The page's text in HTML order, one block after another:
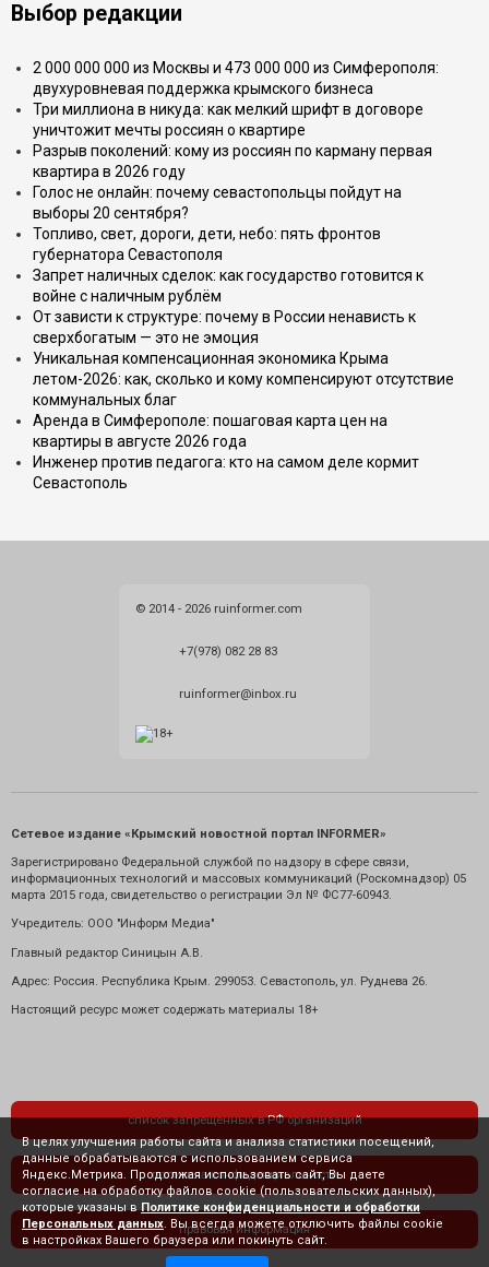
Выбор редакции
2 000 000 000 из Москвы и 473 000 000 из Симферополя:
двухуровневая поддержка крымского бизнеса
Три миллиона в никуда: как мелкий шрифт в договоре
уничтожит мечты россиян о квартире
Разрыв поколений: кому из россиян по карману первая
квартира в 2026 году
Голос не онлайн: почему севастопольцы пойдут на
выборы 20 сентября?
Топливо, свет, дороги, дети, небо: пять фронтов
губернатора Севастополя
Запрет наличных сделок: как государство готовится к
войне с наличным рублём
От зависти к структуре: почему в России ненависть к
сверхбогатым — это не эмоция
Уникальная компенсационная экономика Крыма
летом-2026: как, сколько и кому компенсируют отсутствие
коммунальных благ
Аренда в Симферополе: пошаговая карта цен на
квартиры в августе 2026 года
Инженер против педагога: кто на самом деле кормит
Севастополь
© 2014 - 2026 ruinformer.com
+7(978) 082 28 83
ruinformer@inbox.ru
Сетевое издание «Крымский новостной портал INFORMER»
Зарегистрировано Федеральной службой по надзору в сфере связи,
информационных технологий и массовых коммуникаций (Роскомнадзор) 05
марта 2015 года, свидетельство о регистрации Эл № ФС77-60943.
Учредитель: ООО "Информ Медиа"
Главный редактор Синицын А.В.
Адрес: Россия. Республика Крым. 299053. Севастополь, ул. Руднева 26.
Настоящий ресурс может содержать материалы 18+
список запрещенных в РФ организаций
политика конфиденциальности
правовая информация
В целях улучшения работы сайта и анализа статистики посещений,
данные обрабатываются с использованием сервиса
Яндекс.Метрика. Продолжая использовать сайт, Вы даете
согласие на обработку файлов cookie (пользовательских данных),
которые указаны в Политике конфиденциальности и обработки
Персональных данных . Вы всегда можете отключить файлы cookie
в настройках Вашего браузера или покинуть сайт.